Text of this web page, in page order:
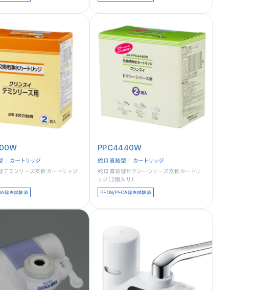
カートリッジ
ミシリーズ交換カートリッジ
除去試験済
PPC4440W
蛇口直結型
カートリッジ
蛇口直結型ピクシーシリーズ交換カートリ
ッジ（２個入り）
PFOS/PFOA除去試験済